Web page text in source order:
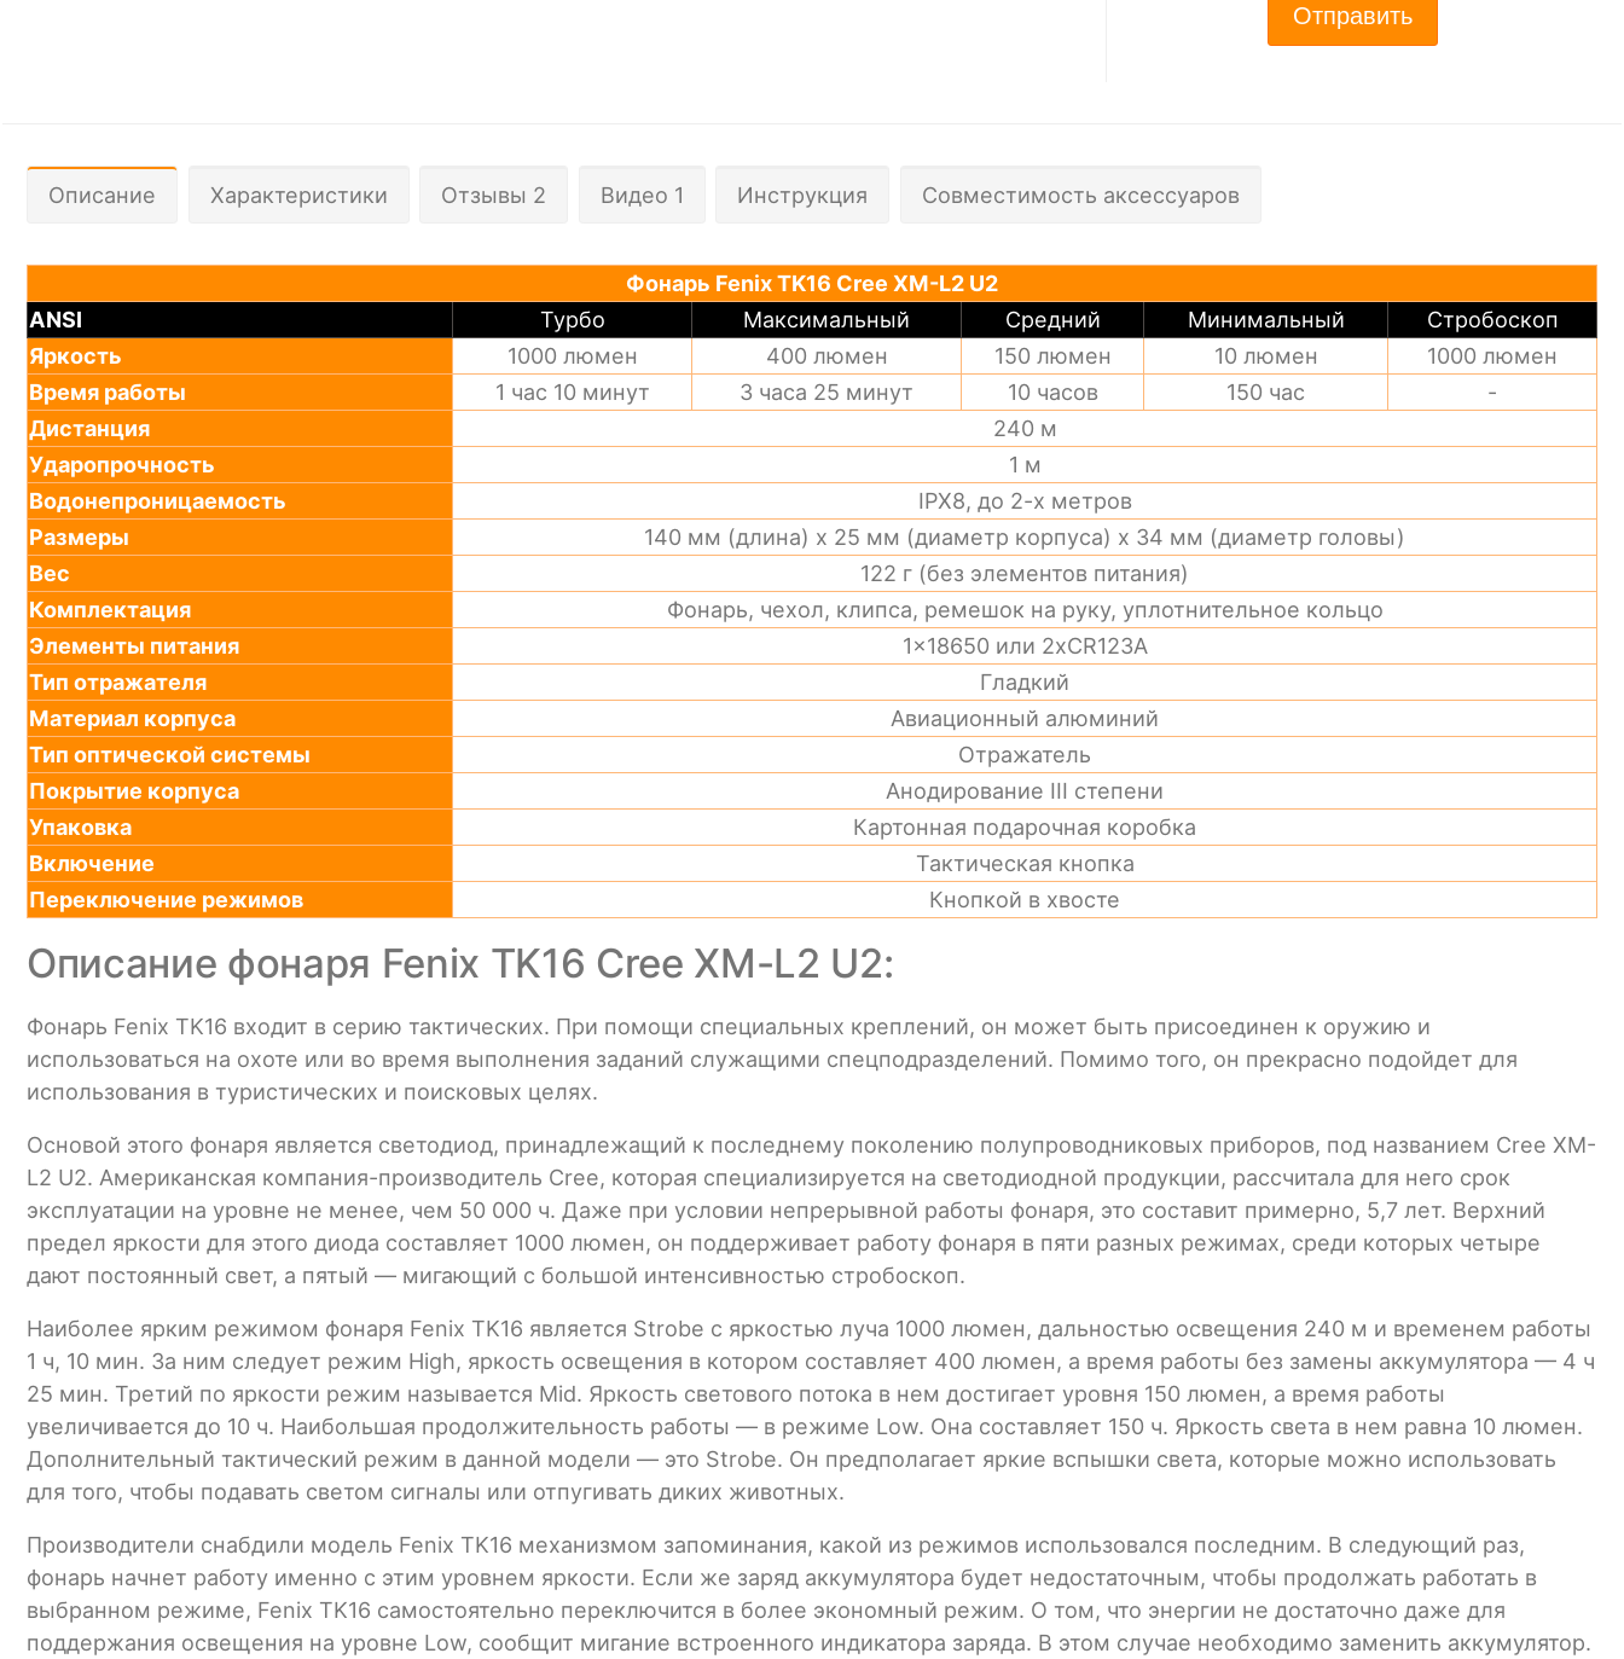
Отправить
Описание Характеристики Отзывы 2 Видео 1 Инструкция Совместимость аксессуаров
Фонарь Fenix TK16 Cree XM-L2 U2
ANSI
Турбо Максимальный Средний Минимальный
Стробоскоп
Яркость
1000 люмен 400 люмен 150 люмен 10 люмен
1000 люмен
Время работы
1 час 10 минут 3 часа 25 минут 10 часов 150 час
-
Дистанция
240 м
Ударопрочность
1 м
Водонепроницаемость
IPX8, до 2-х метров
Размеры
140 мм (длина) х 25 мм (диаметр корпуса) х 34 мм (диаметр головы)
Вес
122 г (без элементов питания)
Комплектация
Фонарь, чехол, клипса, ремешок на руку, уплотнительное кольцо
Элементы питания
1x18650 или 2xCR123A
Тип отражателя
Гладкий
Материал корпуса
Авиационный алюминий
Тип оптической системы
Отражатель
Покрытие корпуса
Анодирование III степени
Упаковка
Картонная подарочная коробка
Включение
Тактическая кнопка
Переключение режимов
Кнопкой в хвосте
Описание фонаря Fenix TK16 Cree XM-L2 U2:
Фонарь Fenix TK16 входит в серию тактических. При помощи специальных креплений, он может быть присоединен к оружию и
использоваться на охоте или во время выполнения заданий служащими спецподразделений. Помимо того, он прекрасно подойдет для
использования в туристических и поисковых целях.
Основой этого фонаря является светодиод, принадлежащий к последнему поколению полупроводниковых приборов, под названием Cree XM-
L2 U2. Американская компания-производитель Cree, которая специализируется на светодиодной продукции, рассчитала для него срок
эксплуатации на уровне не менее, чем 50 000 ч. Даже при условии непрерывной работы фонаря, это составит примерно, 5,7 лет. Верхний
предел яркости для этого диода составляет 1000 люмен, он поддерживает работу фонаря в пяти разных режимах, среди которых четыре
дают постоянный свет, а пятый — мигающий с большой интенсивностью стробоскоп.
Наиболее ярким режимом фонаря Fenix TK16 является Strobe с яркостью луча 1000 люмен, дальностью освещения 240 м и временем работы
1 ч, 10 мин. За ним следует режим High, яркость освещения в котором составляет 400 люмен, а время работы без замены аккумулятора — 4 ч
25 мин. Третий по яркости режим называется Mid. Яркость светового потока в нем достигает уровня 150 люмен, а время работы
увеличивается до 10 ч. Наибольшая продолжительность работы — в режиме Low. Она составляет 150 ч. Яркость света в нем равна 10 люмен.
Дополнительный тактический режим в данной модели — это Strobe. Он предполагает яркие вспышки света, которые можно использовать
для того, чтобы подавать светом сигналы или отпугивать диких животных.
Производители снабдили модель Fenix TK16 механизмом запоминания, какой из режимов использовался последним. В следующий раз,
фонарь начнет работу именно с этим уровнем яркости. Если же заряд аккумулятора будет недостаточным, чтобы продолжать работать в
выбранном режиме, Fenix TK16 самостоятельно переключится в более экономный режим. О том, что энергии не достаточно даже для
поддержания освещения на уровне Low, сообщит мигание встроенного индикатора заряда. В этом случае необходимо заменить аккумулятор.